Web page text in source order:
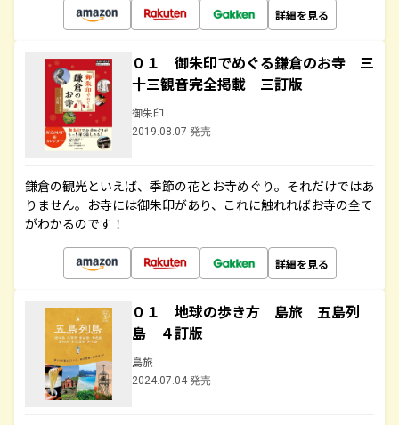
詳細を見る
０１ 御朱印でめぐる鎌倉のお寺 三
十三観音完全掲載 三訂版
御朱印
2019.08.07 発売
鎌倉の観光といえば、季節の花とお寺めぐり。それだけではあ
りません。お寺には御朱印があり、これに触れればお寺の全て
がわかるのです！
詳細を見る
０１ 地球の歩き方 島旅 五島列
島 ４訂版
島旅
2024.07.04 発売